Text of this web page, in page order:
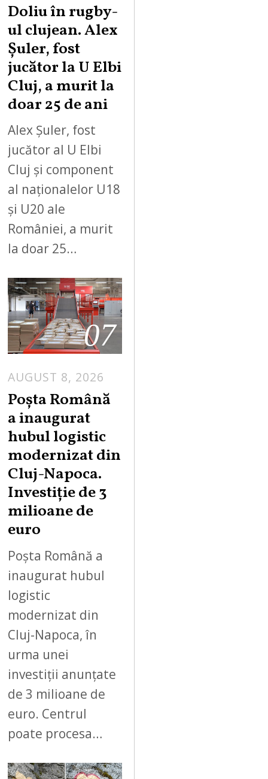
Doliu în rugby-
ul clujean. Alex
Șuler, fost
jucător la U Elbi
Cluj, a murit la
doar 25 de ani
Alex Șuler, fost
jucător al U Elbi
Cluj și component
al naționalelor U18
și U20 ale
României, a murit
la doar 25…
07
AUGUST 8, 2026
Poșta Română
a inaugurat
hubul logistic
modernizat din
Cluj-Napoca.
Investiție de 3
milioane de
euro
Poșta Română a
inaugurat hubul
logistic
modernizat din
Cluj-Napoca, în
urma unei
investiții anunțate
de 3 milioane de
euro. Centrul
poate procesa…